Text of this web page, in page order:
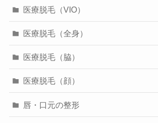
医療脱毛（VIO）
医療脱毛（全身）
医療脱毛（脇）
医療脱毛（顔）
唇・口元の整形